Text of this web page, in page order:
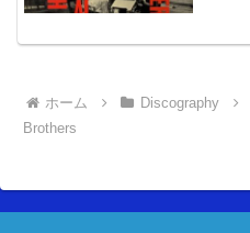
ホーム Discography
Brothers